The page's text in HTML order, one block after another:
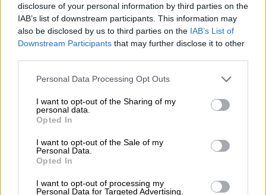
disclosure of your personal information by third parties on the
IAB’s list of downstream participants. This information may
also be disclosed by us to third parties on the IAB’s List of
Downstream Participants that may further disclose it to other
Please note that this website/app uses one or more Google
not limited to your visit or usage behaviour. You may click to
grant or deny consent to Google and its third-party tags to
use your data for below specified purposes in below Google
consent section.
Personal Data Processing Opt Outs
I want to opt-out of the Sharing of my
personal data.
Opted In
I want to opt-out of the Sale of my
Personal Data.
Opted In
I want to opt-out of processing my
Personal Data for Targeted Advertising.
Ποιες ήταν οι επιρροές του ή οι αγαπημένοι
του καλλιτέχνες;«Αγαπώ τους Beatles πάρα
πολύ», μου λέει. Εξάλλου είχε βγάλει και το
αφιερωμένο σε αυτούς άλμπουμ «All your
Life» ενώ στο «Across the Universe» είχε
όπως το Yesterday, το Hey Jude και άλλα.
«Αλλά οι αγαπημένοι μου μουσικοί είναι
πολλοί! Ο Ralph Towner, ο Egberto Gismonti ,
ο Michael Paouris», συνεχίζει.
Γρήγορα βέβαια επέστρεψα τη συζήτηση